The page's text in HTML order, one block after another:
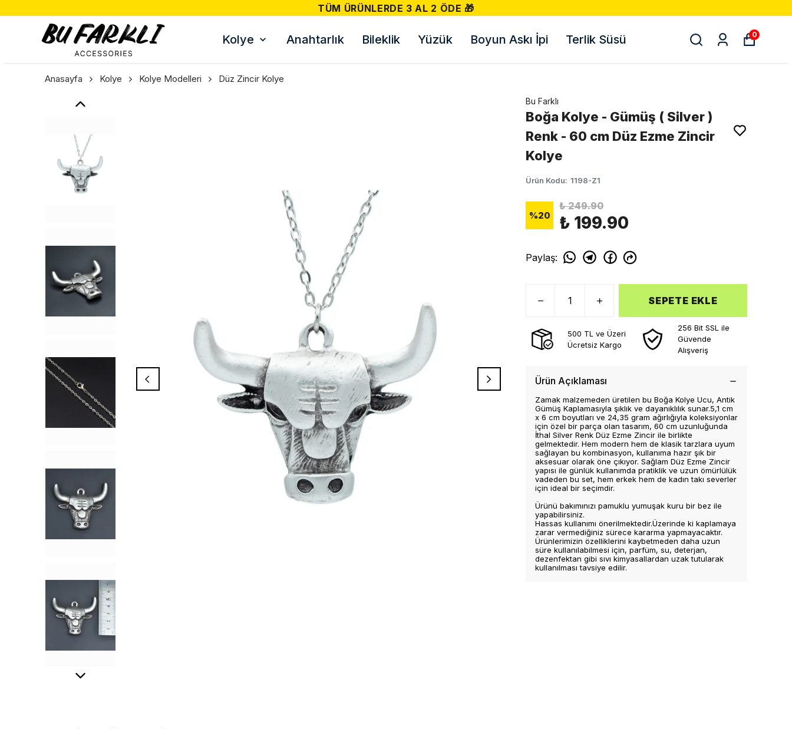
TÜM ÜRÜNLERDE 3 AL 2 ÖDE 🎁
Kolye Anahtarlık Bileklik Yüzük Boyun Askı İpi Terlik Süsü 0
Anasayfa Kolye Kolye Modelleri Düz Zincir Kolye
Bu Farklı
Boğa Kolye - Gümüş ( Silver )
Renk - 60 cm Düz Ezme Zincir
Kolye
Ürün Kodu: 1198-Z1
%20
₺ 249.90
₺ 199.90
Paylaş:
SEPETE EKLE
500 TL ve Üzeri
Ücretsiz Kargo
256 Bit SSL ile
Güvende
Alışveriş
Ürün Açıklaması
Zamak malzemeden üretilen bu Boğa Kolye Ucu, Antik
Gümüş Kaplamasıyla şıklık ve dayanıklılık sunar.5,1 cm
x 6 cm boyutları ve 24,35 gram ağırlığıyla koleksiyonlar
için özel bir parça olan tasarım, 60 cm uzunluğunda
İthal Silver Renk Düz Ezme Zincir ile birlikte
gelmektedir. Hem modern hem de klasik tarzlara uyum
sağlayan bu kombinasyon, kullanıma hazır şık bir
aksesuar olarak öne çıkıyor. Sağlam Düz Ezme Zincir
yapısı ile günlük kullanımda pratiklik ve uzun ömürlülük
vadeden bu set, hem erkek hem de kadın takı severler
için ideal bir seçimdir.
Ürünü bakımınızı pamuklu yumuşak kuru bir bez ile
yapabilirsiniz.
Hassas kullanımı önerilmektedir.Üzerinde ki kaplamaya
zarar vermediğiniz sürece kararma yapmayacaktır.
Ürünlerimizin özelliklerini kaybetmeden daha uzun
süre kullanılabilmesi için, parfüm, su, deterjan,
dezenfektan gibi sıvı kimyasallardan uzak tutularak
kullanılması tavsiye edilir.